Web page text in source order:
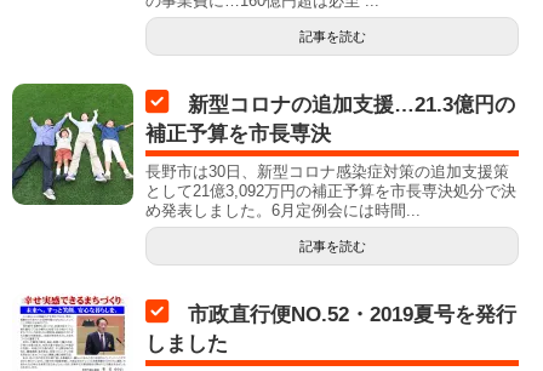
記事を読む
新型コロナの追加支援…21.3億円の
補正予算を市長専決
長野市は30日、新型コロナ感染症対策の追加支援策
として21億3,092万円の補正予算を市長専決処分で決
め発表しました。6月定例会には時間...
記事を読む
市政直行便NO.52・2019夏号を発行
しました